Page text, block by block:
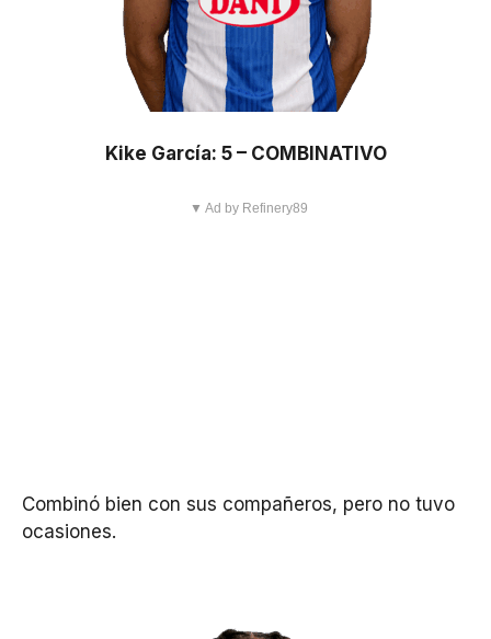
Kike García: 5 – COMBINATIVO
▼ Ad by Refinery89
Combinó bien con sus compañeros, pero no tuvo
ocasiones.